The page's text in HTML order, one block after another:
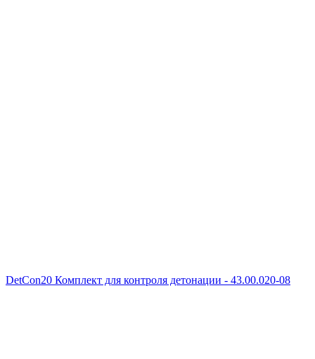
DetCon20 Комплект для контроля детонации - 43.00.020-08